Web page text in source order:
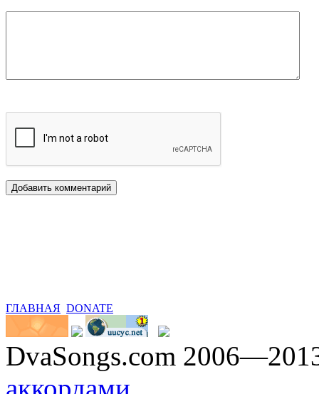
ГЛАВНАЯ DONATE
DvaSongs.com
аккордами